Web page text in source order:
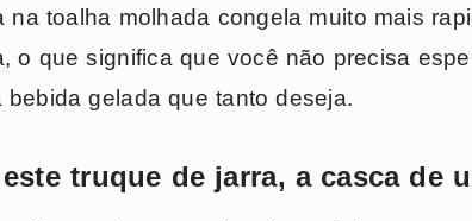
na toalha molhada congela muito mais
o que significa que você não precisa
bebida gelada que tanto deseja.
truque de jarra, a casca de